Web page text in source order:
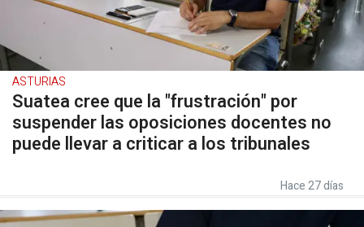
ASTURIAS
Suatea cree que la "frustración" por
suspender las oposiciones docentes no
puede llevar a criticar a los tribunales
Hace 27 días